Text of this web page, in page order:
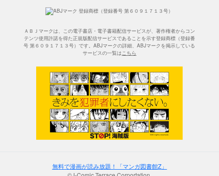
ＡＢＪマークは、この電子書店・電子書籍配信サービスが、著作権者からコン
テンツ使用許諾を得た正規版配信サービスであることを示す登録商標（登録番
号 第６０９１７１３号）です。ABJマークの詳細、ABJマークを掲示している
サービスの一覧はこちら
無料で漫画が読み放題！「マンガ図書館Z」